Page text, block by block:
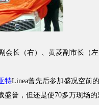
长（右）、黄菱副市长（左
特Linea曾先后参加盛况空前的
盛誉，但还是使70多万现场